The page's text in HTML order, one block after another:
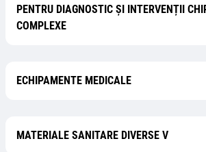
PENTRU DIAGNOSTIC ȘI INTERVENȚII
COMPLEXE
ECHIPAMENTE MEDICALE
MATERIALE SANITARE DIVERSE V